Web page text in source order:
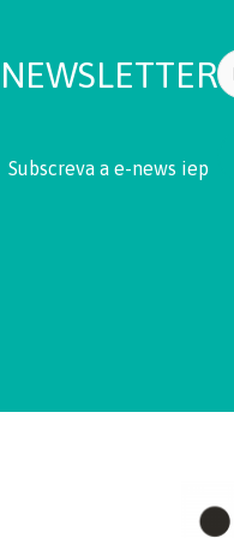
NEWSLETTER
Subscreva a e-news iep